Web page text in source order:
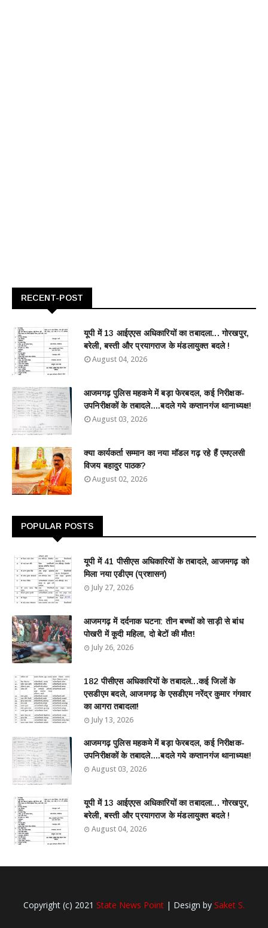
RECENT-POST
यूपी में 13 आईएएस अधिकारियों का तबादला... गोरखपुर,
बरेली, बस्ती और प्रयागराज के मंडलायुक्त बदले !
August 04, 2026
आजमगढ़ पुलिस महकमे में बड़ा फेरबदल, कई निरीक्षक-
उपनिरीक्षकों के तबादले....बदले गये कप्तानगंज थानाध्यक्ष!
August 03, 2026
क्या कार्यकर्ता सम्मान का नया मॉडल गढ़ रहे हैं एमएलसी
विजय बहादुर पाठक?
August 02, 2026
POPULAR POSTS
यूपी में 41 पीसीएस अधिकारियों के तबादले, आजमगढ़ को
मिला नया एडीएम (प्रशासन)
July 27, 2026
आजमगढ़ में दर्दनाक घटना: तीन बच्चों को साड़ी से बांध
पोखरी में कूदी महिला, दो बेटों की मौत!
July 26, 2026
182 पीसीएस अधिकारियों के तबादले...कई जिलों के
एसडीएम बदले, आजमगढ़ के एसडीएम नरेंद्र कुमार गंगवार
का आगरा तबादला!
July 13, 2026
आजमगढ़ पुलिस महकमे में बड़ा फेरबदल, कई निरीक्षक-
उपनिरीक्षकों के तबादले....बदले गये कप्तानगंज थानाध्यक्ष!
August 03, 2026
यूपी में 13 आईएएस अधिकारियों का तबादला... गोरखपुर,
बरेली, बस्ती और प्रयागराज के मंडलायुक्त बदले !
August 04, 2026
Copyright (c) 2021 State News Point | Design by Saket S.